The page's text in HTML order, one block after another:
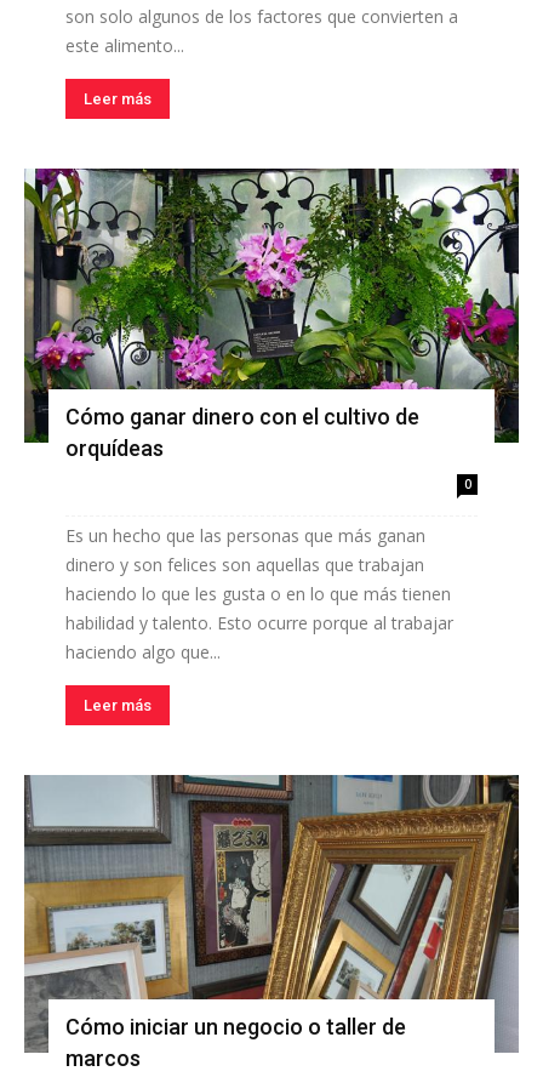
son solo algunos de los factores que convierten a
este alimento...
Leer más
Cómo ganar dinero con el cultivo de
orquídeas
0
Es un hecho que las personas que más ganan
dinero y son felices son aquellas que trabajan
haciendo lo que les gusta o en lo que más tienen
habilidad y talento. Esto ocurre porque al trabajar
haciendo algo que...
Leer más
Cómo iniciar un negocio o taller de
marcos